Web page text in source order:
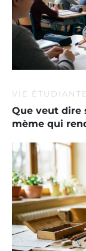
VIE ÉTUDIANTE
Que veut dire
mème qui